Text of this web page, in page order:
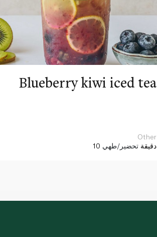
Blueberry kiwi iced tea
Other
10 دقيقة تحضير/طهي